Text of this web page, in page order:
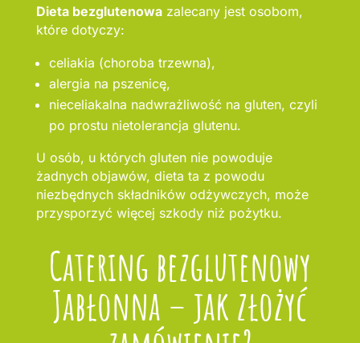
Dieta bezglutenowazalecany jest osobom,
które dotyczy:
celiakia (choroba trzewna),
alergia na pszenicę,
nieceliakalna nadwrażliwość na gluten, czyli
po prostu nietolerancja glutenu.
U osób, u których gluten nie powoduje
żadnych objawów, dieta ta z powodu
niezbędnych składników odżywczych, może
przysporzyć więcej szkody niż pożytku.
Catering bezglutenowy
Jabłonna – jak złożyć